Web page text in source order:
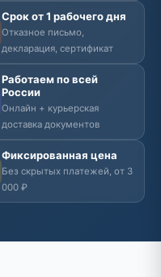
Срок от 1 рабочего дня
Отказное письмо,
декларация, сертификат
Работаем по всей
России
Онлайн + курьерская
доставка документов
Фиксированная цена
Без скрытых платежей, от 3
000 ₽